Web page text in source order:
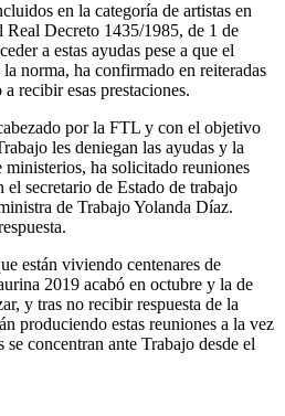
en la categoría de artistas en
Real Decreto 1435/1985, de 1 de
a estas ayudas pese a que el
norma, ha confirmado en reiteradas
recibir esas prestaciones.
por la FTL y con el objetivo
les deniegan las ayudas y la
ha solicitado reuniones
secretario de Estado de trabajo
de Trabajo Yolanda Díaz.
están viviendo centenares de
2019 acabó en octubre y la de
y tras no recibir respuesta de la
produciendo estas reuniones a la vez
concentran ante Trabajo desde el